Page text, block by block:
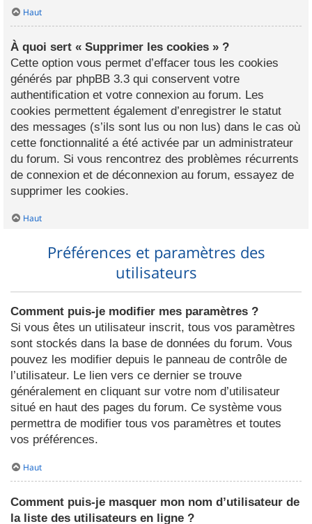
Haut
À quoi sert « Supprimer les cookies » ?
Cette option vous permet d’effacer tous les cookies
générés par phpBB 3.3 qui conservent votre
authentification et votre connexion au forum. Les
cookies permettent également d’enregistrer le statut
des messages (s’ils sont lus ou non lus) dans le cas où
cette fonctionnalité a été activée par un administrateur
du forum. Si vous rencontrez des problèmes récurrents
de connexion et de déconnexion au forum, essayez de
supprimer les cookies.
Haut
Préférences et paramètres des
utilisateurs
Comment puis-je modifier mes paramètres ?
Si vous êtes un utilisateur inscrit, tous vos paramètres
sont stockés dans la base de données du forum. Vous
pouvez les modifier depuis le panneau de contrôle de
l’utilisateur. Le lien vers ce dernier se trouve
généralement en cliquant sur votre nom d’utilisateur
situé en haut des pages du forum. Ce système vous
permettra de modifier tous vos paramètres et toutes
vos préférences.
Haut
Comment puis-je masquer mon nom d’utilisateur de
la liste des utilisateurs en ligne ?